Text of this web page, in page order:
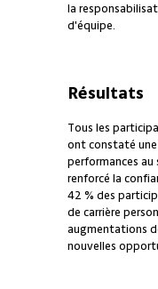
la
d'équipe.
Résultats
Tous les
ont constaté
performances au
renforcé la
42 % des
de carrière
augmentations
nouvelles